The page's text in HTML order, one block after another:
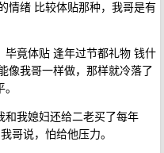
情绪 比较体贴那种，我哥是有
竟体贴 逢年过节都礼物 钱什
像我哥一样做，那样就冷落了
我媳妇还给二老买了每年
哥说，怕给他压力。